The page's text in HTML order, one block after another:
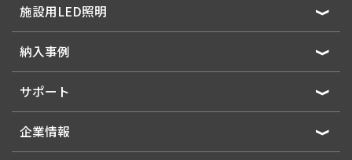
施設用LED照明
納入事例
サポート
企業情報